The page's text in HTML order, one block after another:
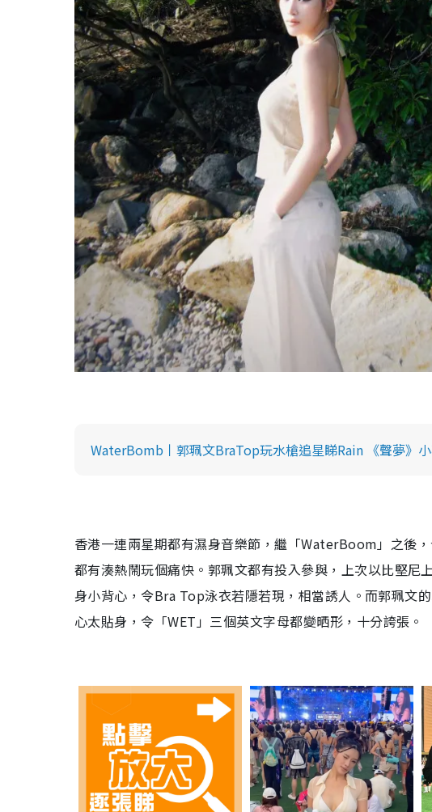
WaterBomb丨郭珮文BraTop玩水槍追星睇Rain 《聲夢》
香港一連兩星期都有濕身音樂節，繼「WaterBoom」之後
都有湊熱鬧玩個痛快。郭珮文都有投入參與，上次以比堅尼
身小背心，令Bra Top泳衣若隱若現，相當誘人。而郭珮文
心太貼身，令「WET」三個英文字母都變晒形，十分誇張。